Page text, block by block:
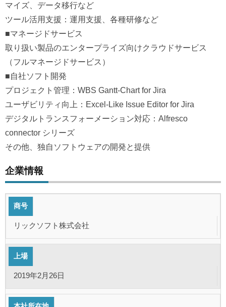
マイズ、データ移行など
ツール活用支援：運用支援、各種研修など
■マネージドサービス
取り扱い製品のエンタープライズ向けクラウドサービス
（フルマネージドサービス）
■自社ソフト開発
プロジェクト管理：WBS Gantt-Chart for Jira
ユーザビリティ向上：Excel-Like Issue Editor for Jira
デジタルトランスフォーメーション対応：Alfresco
connector シリーズ
その他、独自ソフトウェアの開発と提供
企業情報
商号
リックソフト株式会社
上場
2019年2月26日